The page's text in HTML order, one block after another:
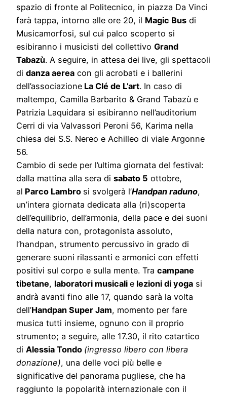
spazio di fronte al Politecnico, in piazza Da Vinci
farà tappa, intorno alle ore 20, il Magic Bus di
Musicamorfosi, sul cui palco scoperto si
esibiranno i musicisti del collettivo Grand
Tabazù. A seguire, in attesa dei live, gli spettacoli
di danza aerea con gli acrobati e i ballerini
dell’associazione La Clé de L’art. In caso di
maltempo, Camilla Barbarito & Grand Tabazù e
Patrizia Laquidara si esibiranno nell’auditorium
Cerri di via Valvassori Peroni 56, Karima nella
chiesa dei S.S. Nereo e Achilleo di viale Argonne
56.
Cambio di sede per l’ultima giornata del festival:
dalla mattina alla sera di sabato 5 ottobre,
al Parco Lambro si svolgerà l’Handpan raduno,
un’intera giornata dedicata alla (ri)scoperta
dell’equilibrio, dell’armonia, della pace e dei suoni
della natura con, protagonista assoluto,
l’handpan, strumento percussivo in grado di
generare suoni rilassanti e armonici con effetti
positivi sul corpo e sulla mente. Tra campane
tibetane, laboratori musicali e lezioni di yoga si
andrà avanti fino alle 17, quando sarà la volta
dell’Handpan Super Jam, momento per fare
musica tutti insieme, ognuno con il proprio
strumento; a seguire, alle 17.30, il rito catartico
di Alessia Tondo (ingresso libero con libera
donazione), una delle voci più belle e
significative del panorama pugliese, che ha
raggiunto la popolarità internazionale con il